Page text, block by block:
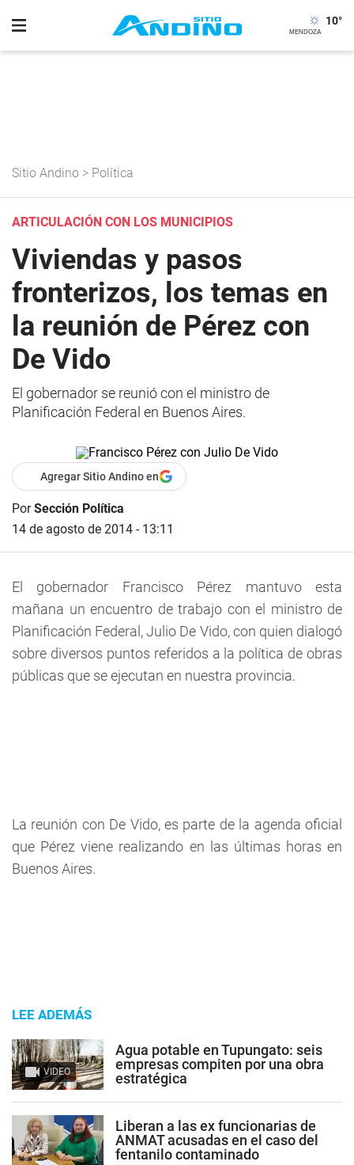
10°
Sitio Andino > Política
ARTICULACIÓN CON LOS MUNICIPIOS
Viviendas y pasos
fronterizos, los temas en
la reunión de Pérez con
De Vido
El gobernador se reunió con el ministro de
Planificación Federal en Buenos Aires.
Agregar Sitio Andino en
PorSección Política
14 de agosto de 2014 - 13:11
El gobernador Francisco Pérez mantuvo esta
mañana un encuentro de trabajo con el ministro de
Planificación Federal, Julio De Vido, con quien dialogó
sobre diversos puntos referidos a la política de obras
públicas que se ejecutan en nuestra provincia.
La reunión con De Vido, es parte de la agenda oficial
que Pérez viene realizando en las últimas horas en
Buenos Aires.
LEE ADEMÁS
VIDEO
Agua potable en Tupungato: seis
empresas compiten por una obra
estratégica
Liberan a las ex funcionarias de
ANMAT acusadas en el caso del
fentanilo contaminado